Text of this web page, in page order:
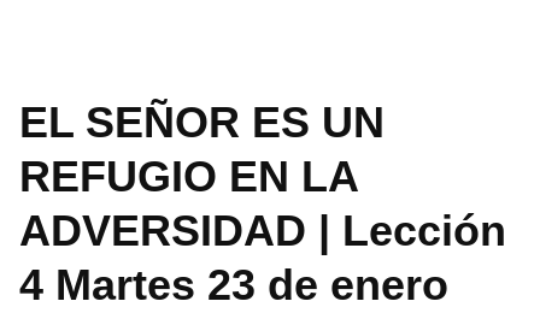
EL SEÑOR ES UN
REFUGIO EN LA
ADVERSIDAD | Lección
4 Martes 23 de enero